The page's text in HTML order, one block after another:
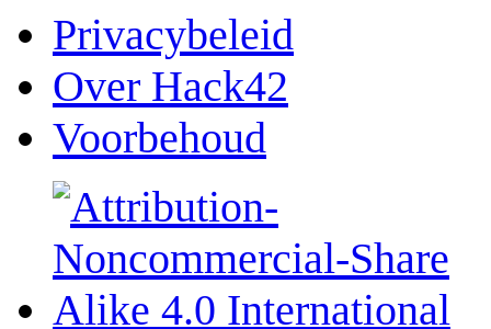
Privacybeleid
Over Hack42
Voorbehoud